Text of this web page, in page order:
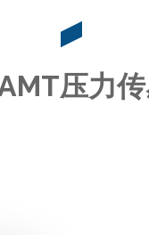
压力